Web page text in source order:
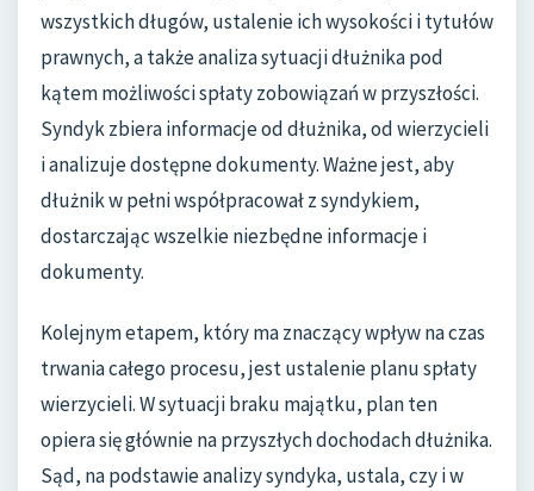
wszystkich długów, ustalenie ich wysokości i tytułów
prawnych, a także analiza sytuacji dłużnika pod
kątem możliwości spłaty zobowiązań w przyszłości.
Syndyk zbiera informacje od dłużnika, od wierzycieli
i analizuje dostępne dokumenty. Ważne jest, aby
dłużnik w pełni współpracował z syndykiem,
dostarczając wszelkie niezbędne informacje i
dokumenty.
Kolejnym etapem, który ma znaczący wpływ na czas
trwania całego procesu, jest ustalenie planu spłaty
wierzycieli. W sytuacji braku majątku, plan ten
opiera się głównie na przyszłych dochodach dłużnika.
Sąd, na podstawie analizy syndyka, ustala, czy i w